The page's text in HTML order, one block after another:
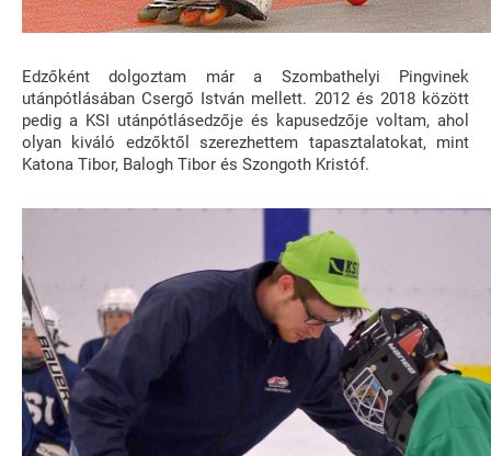
Edzőként dolgoztam már a Szombathelyi Pingvinek
utánpótlásában Csergő István mellett. 2012 és 2018 között
pedig a KSI utánpótlásedzője és kapusedzője voltam, ahol
olyan kiváló edzőktől szerezhettem tapasztalatokat, mint
Katona Tibor, Balogh Tibor és Szongoth Kristóf.